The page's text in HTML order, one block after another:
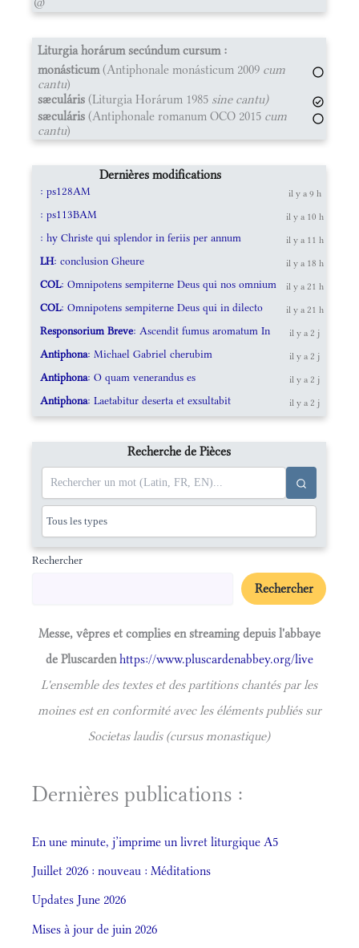
Liturgia horárum secúndum cursum :
monásticum(Antiphonale monásticum 2009 cum
cantu)
sæculáris (Liturgia Horárum 1985 sine cantu)
sæculáris (Antiphonale romanum OCO 2015 cum
cantu)
Dernières modifications
: ps128AM il y a 9 h
: ps113BAM il y a 10 h
: hy Christe qui splendor in feriis per annum il y a 11 h
LH: conclusion Gheure il y a 18 h
COL: Omnipotens sempiterne Deus qui nos omnium il y a 21 h
COL: Omnipotens sempiterne Deus qui in dilecto il y a 21 h
Responsorium Breve: Ascendit fumus aromatum In il y a 2 j
Antiphona: Michael Gabriel cherubim il y a 2 j
Antiphona: O quam venerandus es il y a 2 j
Antiphona: Laetabitur deserta et exsultabit il y a 2 j
Recherche de Pièces
Rechercher
Rechercher
Messe, vêpres et complies en streaming depuis l'abbaye
de Pluscardenhttps://www.pluscardenabbey.org/live
L'ensemble des textes et des partitions chantés par les
moines est en conformité avec les éléments publiés sur
Societas laudis (cursus monastique)
Dernières publications :
En une minute, j’imprime un livret liturgique A5
Juillet 2026 : nouveau : Méditations
Updates June 2026
Mises à jour de juin 2026